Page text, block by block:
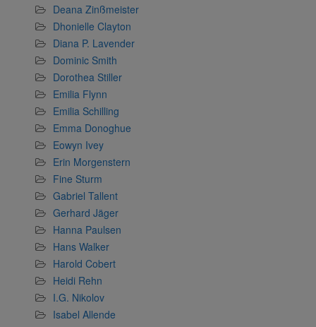
Deana Zinßmeister
Dhonielle Clayton
Diana P. Lavender
Dominic Smith
Dorothea Stiller
Emilia Flynn
Emilia Schilling
Emma Donoghue
Eowyn Ivey
Erin Morgenstern
Fine Sturm
Gabriel Tallent
Gerhard Jäger
Hanna Paulsen
Hans Walker
Harold Cobert
Heidi Rehn
I.G. Nikolov
Isabel Allende